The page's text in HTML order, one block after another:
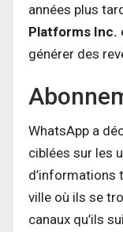
années plus
Platforms Inc.
générer des
WhatsApp a
ciblées sur les
d’informations
ville où ils se
canaux qu’ils